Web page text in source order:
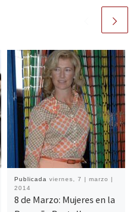
Publicada viernes, 7 | marzo |
2014
8 de Marzo: Mujeres en la